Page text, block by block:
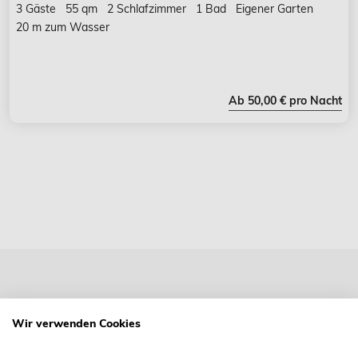
3 Gäste 55 qm 2 Schlafzimmer 1 Bad
Eigener Garten
20 m zum Wasser
Ab 50,00 € pro Nacht
C - A SYLT Ferienwohnung GmbH
Wir verwenden Cookies